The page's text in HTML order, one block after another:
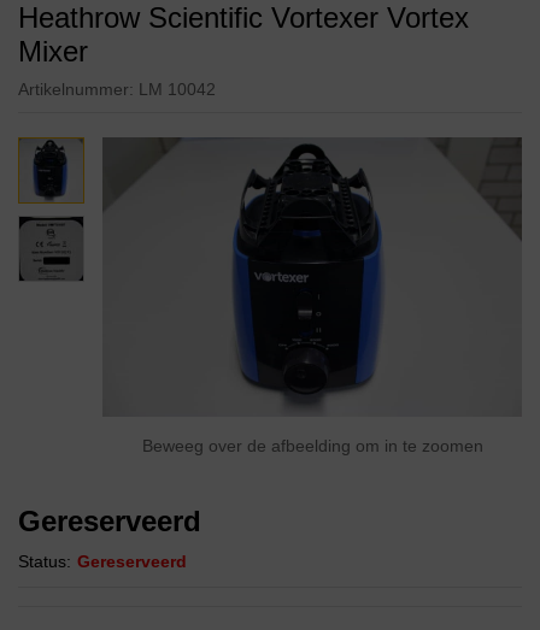
Heathrow Scientific Vortexer Vortex
Mixer
Artikelnummer: LM 10042
Beweeg over de afbeelding om in te zoomen
Gereserveerd
Status: Gereserveerd